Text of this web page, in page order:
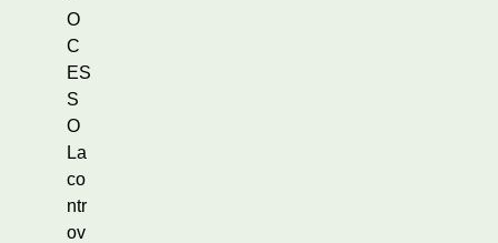
O
C
ES
S
O
La
co
ntr
ov